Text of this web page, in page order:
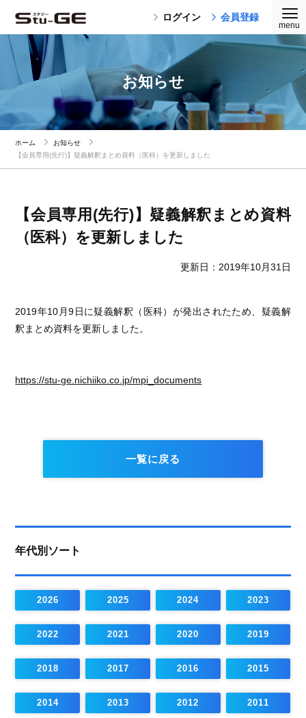
ログイン 会員登録
お知らせ
ホーム
お知らせ
【会員専用(先行)】疑義解釈まとめ資料（医科）を更新しました
【会員専用(先行)】疑義解釈まとめ資料
（医科）を更新しました
更新日：2019年10月31日
2019年10月9日に疑義解釈（医科）が発出されたため、疑義解
釈まとめ資料を更新しました。
https://stu-ge.nichiiko.co.jp/mpi_documents
一覧に戻る
年代別ソート
2026 2025 2024 2023
2022 2021 2020 2019
2018 2017 2016 2015
2014 2013 2012 2011